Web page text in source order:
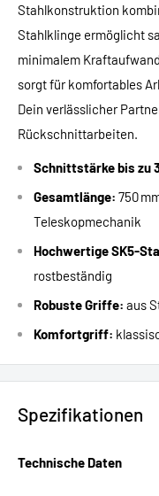
Stahlkonstruktion
Stahlklinge ermöglicht
minimalem
sorgt für komfortables
Dein verlässlicher
Rückschnittarbeiten.
Schnittstärke bis zu
Gesamtlänge: 750
Teleskopmechanik
Hochwertige SK5-
rostbeständig
Robuste Griffe: aus
Komfortgriff:
Spezifikationen
Technische Daten